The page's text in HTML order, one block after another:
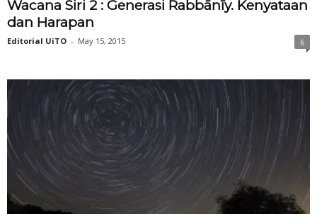
Wacana Siri 2 : Generasi Rabbānīy. Kenyataan
dan Harapan
Editorial UiTO - May 15, 2015 6